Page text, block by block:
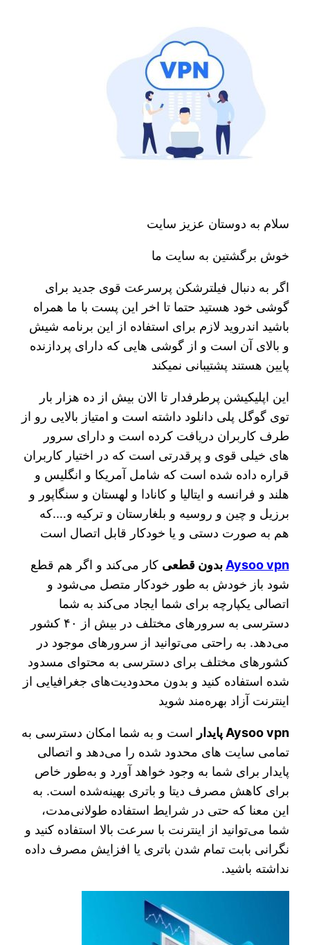
سلام به دوستان عزیز سایت
خوش برگشتین به سایت ما
اگر به دنبال فیلترشکن پرسرعت قوی جدید برای
گوشی خود هستید حتما تا اخر این پست با ما همراه
باشید اندروید لازم برای استفاده از این برنامه شیش
و بالای آن است و از گوشی هایی که دارای پردازنده
پایین هستند پشتیبانی نمیکند
این اپلیکیشن پرطرفدار تا الان بیش از ده هزار بار
توی گوگل پلی دانلود داشته است و امتیاز بالایی رو از
طرف کاربران دریافت کرده است و دارای سرور
های خیلی قوی و پرقدرتی است که در اختیار کاربران
قراره داده شده است که شامل آمریکا و انگلیس و
هلند و فرانسه و ایتالیا و کانادا و لهستان و سنگاپور و
برزیل و چین و روسیه و بلغارستان و ترکیه و….که
هم به صورت دستی و یا خودکار قابل اتصال است
Aysoo vpnبدون قطعی کار می‌کند و اگر هم قطع
شود باز خودش به طور خودکار متصل می‌شود و
اتصالی یکپارچه برای شما ایجاد می‌کند به شما
دسترسی به سرورهای مختلف در بیش از ۴۰ کشور
می‌دهد. به راحتی می‌توانید از سرورهای موجود در
کشورهای مختلف برای دسترسی به محتوای مسدود
شده استفاده کنید و بدون محدودیت‌های جغرافیایی از
اینترنت آزاد بهره‌مند شوید
Aysoo vpn پایدار
است و به شما امکان دسترسی به
تمامی سایت های محدود شده را می‌دهد و اتصالی
پایدار برای شما به وجود خواهد آورد و به‌طور خاص
برای کاهش مصرف دیتا و باتری بهینه‌شده است. به
این معنا که حتی در شرایط استفاده طولانی‌مدت،
شما می‌توانید از اینترنت با سرعت بالا استفاده کنید و
نگرانی بابت تمام شدن باتری یا افزایش مصرف داده
نداشته باشید.